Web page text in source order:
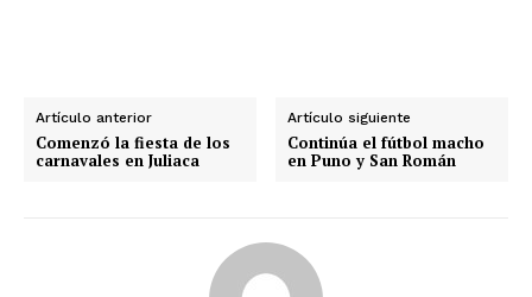
Artículo anterior
Comenzó la fiesta de los
carnavales en Juliaca
Artículo siguiente
Continúa el fútbol macho
en Puno y San Román